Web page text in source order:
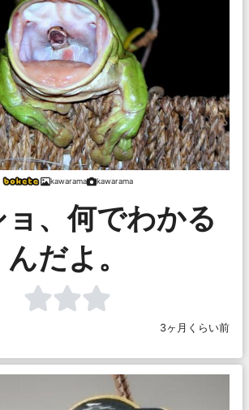
kawarama kawarama
、何でわかる
んだよ。
3ヶ月くらい前